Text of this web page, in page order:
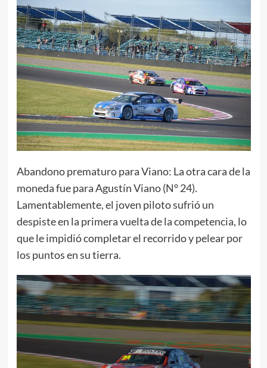
Abandono prematuro para Viano: La otra cara de la
moneda fue para Agustín Viano (N° 24).
Lamentablemente, el joven piloto sufrió un
despiste en la primera vuelta de la competencia, lo
que le impidió completar el recorrido y pelear por
los puntos en su tierra.